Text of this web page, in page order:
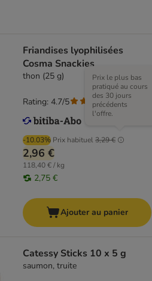
Friandises lyophilisées
Cosma Snackies
thon (25 g)
-10.03% Prix habituel3,29 €
Prix le plus bas
pratiqué au cours
des 30 jours
précédents
l'offre.
2,96 €
118,40 € / kg
2,75 €
Rating: 4.7/5 (169
Ajouter au panier
Catessy Sticks 10 x 5 g
saumon, truite